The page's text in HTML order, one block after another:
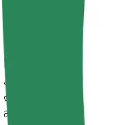
12,10 PLN
კომფორტი
დიდი მანქანები მეტი სივრცით
მგზავრობის სავარაუდო დრო